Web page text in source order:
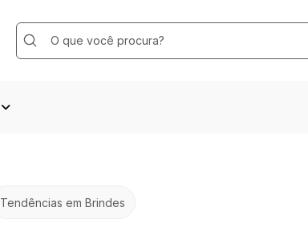
Search
Submit
Tendências em Brindes